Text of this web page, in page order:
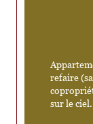
refaire
sur le ciel.